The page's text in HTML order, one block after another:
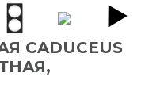
CADUCEUS